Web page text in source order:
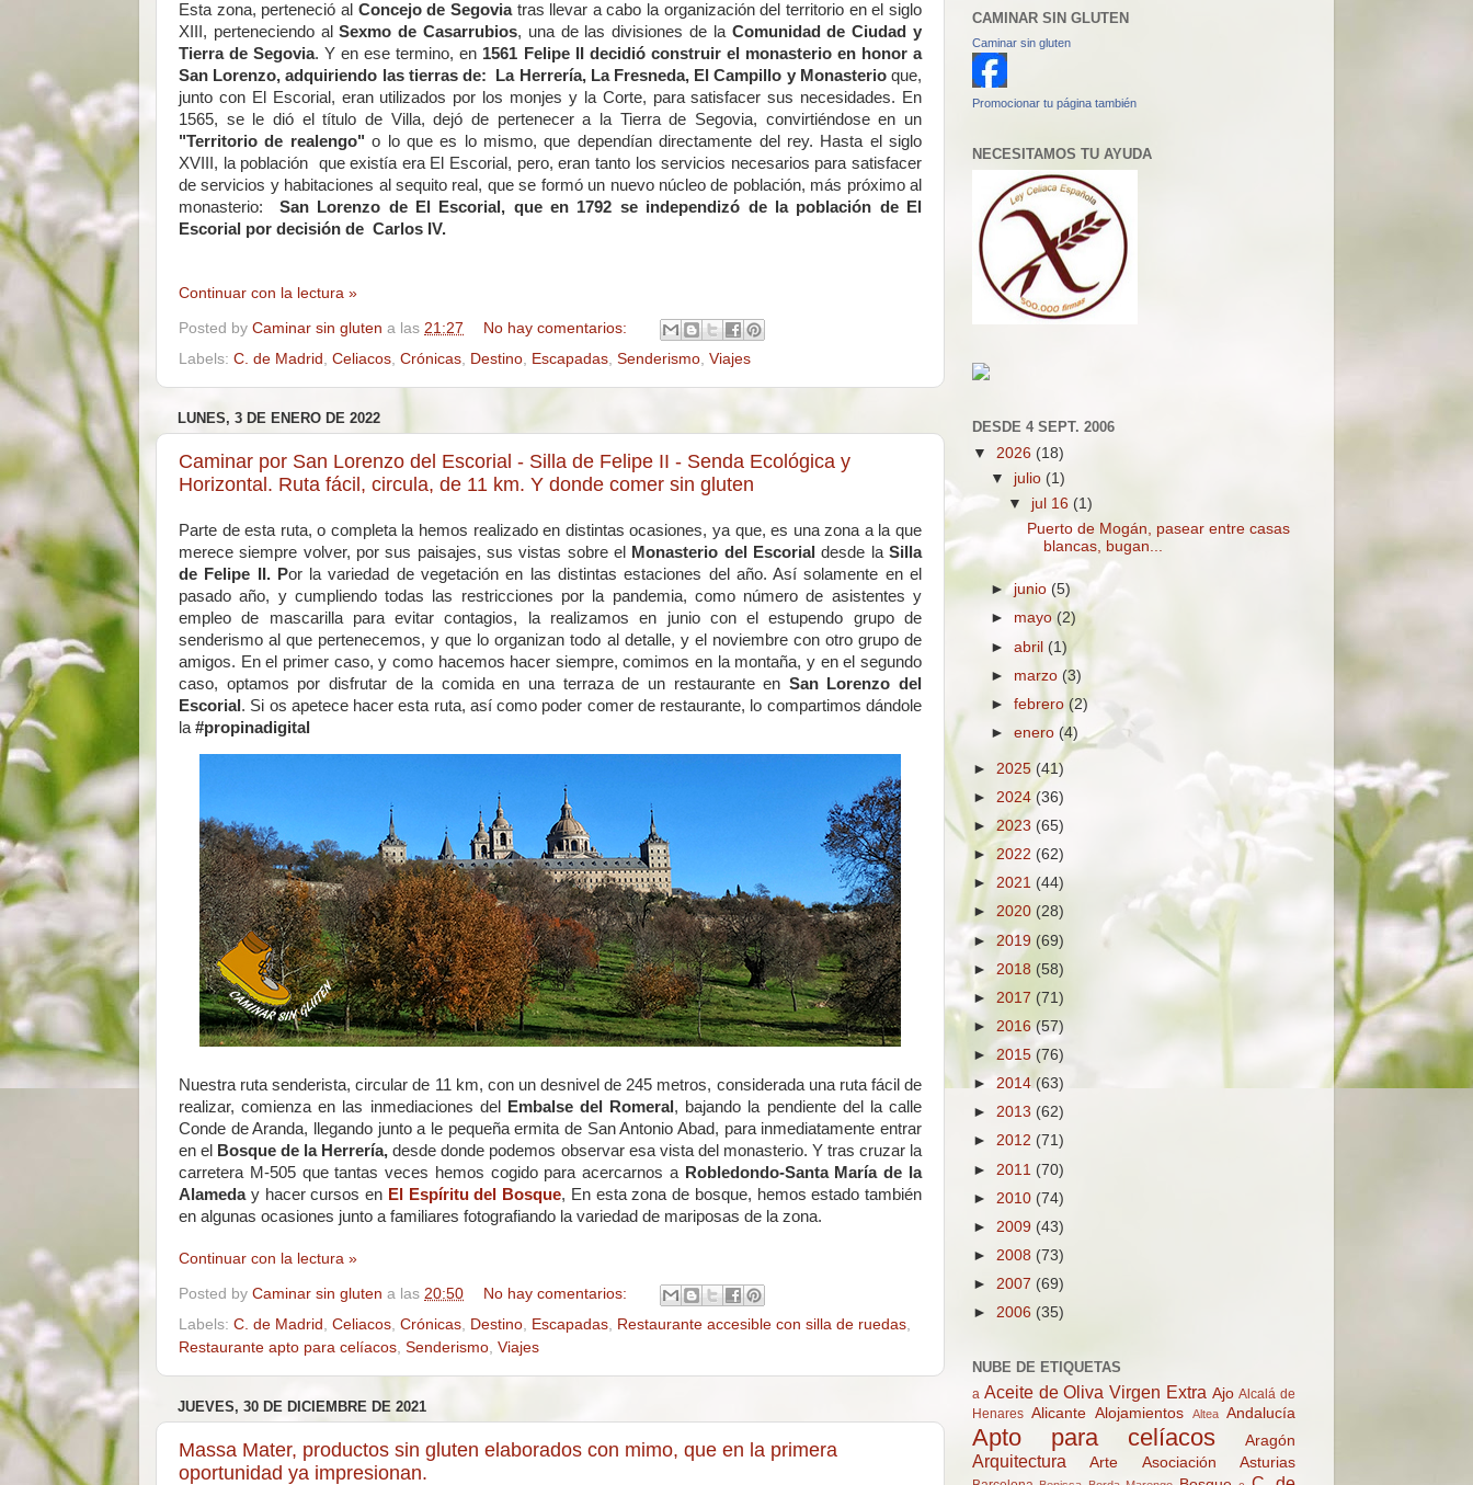
Esta zona, perteneció al Concejo de Segoviatras llevar a cabo la organización del territorio en el siglo
XIII, perteneciendo alSexmo de Casarrubios, una de las divisiones de la Comunidad de Ciudad y
Tierra de Segovia. Y en ese termino, en 1561 Felipe II decidió construir el monasterio en honor a
San Lorenzo, adquiriendo las tierras de:
La Herrería, La Fresneda, El Campillo y Monasterioque,
junto con El Escorial, eran utilizados por los monjes y la Corte, para satisfacer sus necesidades. En
1565, se le dió el título de Villa, dejó de pertenecer a la Tierra de Segovia, convirtiéndose en un
"Territorio de realengo" o lo que es lo mismo, que dependían directamente del rey. Hasta el siglo
XVIII, la población que existía era El Escorial, pero, eran tanto los servicios necesarios para satisfacer
de servicios y habitaciones al sequito real, que se formó un nuevo núcleo de población, más próximo al
monasterio: San Lorenzo de El Escorial, que en 1792 se independizó de la población de El
Escorial por decisión de Carlos IV.
Continuar con la lectura »
Posted by Caminar sin gluten a las 21:27
No hay comentarios:
Labels: C. de Madrid Celiacos Crónicas Destino Escapadas Senderismo Viajes
LUNES, 3 DE ENERO DE 2022
Caminar por San Lorenzo del Escorial - Silla de Felipe II - Senda Ecológica y
Horizontal. Ruta fácil, circula, de 11 km. Y donde comer sin gluten
Parte de esta ruta, o completa la hemos realizado en distintas ocasiones, ya que, es una zona a la que
merece siempre volver, por sus paisajes, sus vistas sobre el Monasterio del Escorial desde laSilla
de Felipe II. Por la variedad de vegetación en las distintas estaciones del año. Así solamente en el
pasado año, y cumpliendo todas las restricciones por la pandemia, como número de asistentes y
empleo de mascarilla para evitar contagios, la realizamos en junio con el estupendo grupo de
senderismo al que pertenecemos, y que lo organizan todo al detalle, y el noviembre con otro grupo de
amigos. En el primer caso, y como hacemos hacer siempre, comimos en la montaña, y en el segundo
caso, optamos por disfrutar de la comida en una terraza de un restaurante en San Lorenzo del
Escorial. Si os apetece hacer esta ruta, así como poder comer de restaurante, lo compartimos dándole
la #propinadigital
Nuestra ruta senderista, circular de 11 km, con un desnivel de 245 metros, considerada una ruta fácil de
realizar, comienza en las inmediaciones del
Embalse del Romeral , bajando la pendiente del la calle
Conde de Aranda, llegando junto a le pequeña ermita de San Antonio Abad, para inmediatamente entrar
en el
Bosque de la Herrería, desde donde podemos observar esa vista del monasterio. Y tras cruzar la
carretera M-505 que tantas veces hemos cogido para acercarnos a Robledondo-Santa María de la
Alameday hacer cursos en El Espíritu del Bosque, En esta zona de bosque, hemos estado también
en algunas ocasiones junto a familiares fotografiando la variedad de mariposas de la zona.
Continuar con la lectura »
Posted by Caminar sin gluten a las 20:50
No hay comentarios:
Labels: C. de Madrid Celiacos Crónicas Destino Escapadas Restaurante accesible con silla de ruedas
Restaurante apto para celíacos Senderismo Viajes
JUEVES, 30 DE DICIEMBRE DE 2021
Massa Mater, productos sin gluten elaborados con mimo, que en la primera
oportunidad ya impresionan.
CAMINAR SIN GLUTEN
Caminar sin gluten
Promocionar tu página también
NECESITAMOS TU AYUDA
DESDE 4 SEPT. 2006
▼ 2026 (18)
▼ julio (1)
▼ jul 16 (1)
Puerto de Mogán, pasear entre casas
blancas, bugan...
►junio (5)
► mayo(2)
►abril (1)
► marzo(3)
►febrero (2)
►enero (4)
► 2025 (41)
► 2024(36)
►2023 (65)
► 2022 (62)
► 2021 (44)
► 2020 (28)
► 2019 (69)
► 2018 (58)
► 2017 (71)
► 2016(57)
► 2015 (76)
► 2014 (63)
► 2013 (62)
► 2012 (71)
► 2011 (70)
► 2010 (74)
► 2009 (43)
► 2008 (73)
► 2007 (69)
► 2006 (35)
NUBE DE ETIQUETAS
a Aceite de Oliva Virgen Extra Ajo Alcalá de
Henares Alicante Alojamientos Altea Andalucía
Apto para celíacos Aragón
Arquitectura Arte Asociación Asturias